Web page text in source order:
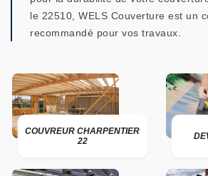
le 22510, WELS Couverture est un
recommandé pour vos travaux.
COUVREUR CHARPENTIER
22